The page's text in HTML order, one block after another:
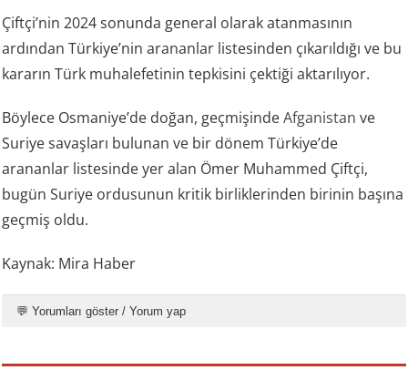
Çiftçi’nin 2024 sonunda general olarak atanmasının
ardından Türkiye’nin arananlar listesinden çıkarıldığı ve bu
kararın Türk muhalefetinin tepkisini çektiği aktarılıyor.
Böylece Osmaniye’de doğan, geçmişindeAfganistan ve
Suriye savaşları bulunan ve bir dönem Türkiye’de
arananlar listesinde yer alan Ömer Muhammed Çiftçi,
bugün Suriye ordusunun kritik birliklerinden birinin başına
geçmiş oldu.
Kaynak: Mira Haber
💬 Yorumları göster / Yorum yap